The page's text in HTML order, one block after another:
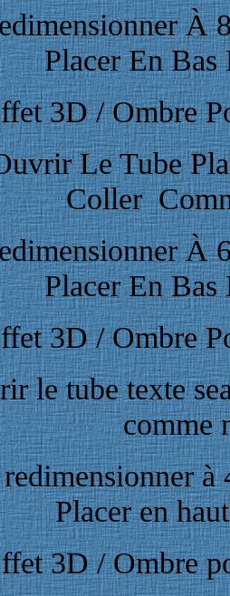
À
Placer En
3D / Ombre
Le Tube
Coller
À
Placer En
3D / Ombre
le tube texte
comme
à
Placer en
3D / Ombre